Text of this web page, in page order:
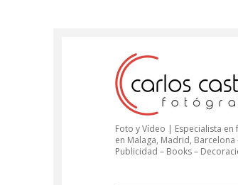
Foto y Vídeo | Especialista
en Malaga, Madrid,
Publicidad – Books –